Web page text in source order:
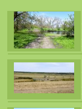
здесь